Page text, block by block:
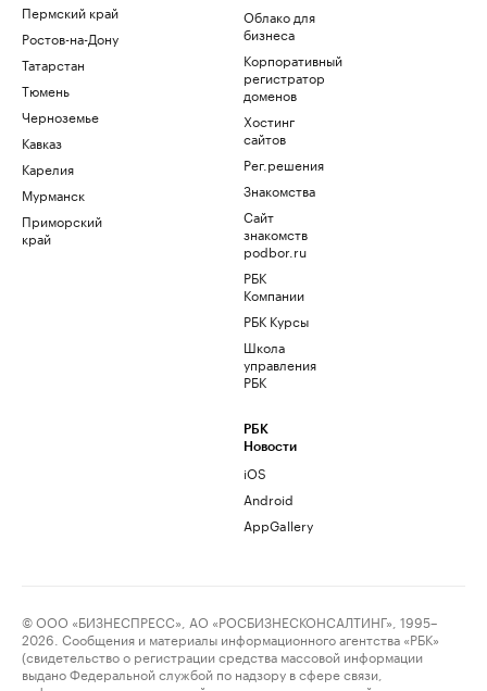
Пермский край
Ростов-на-Дону
Татарстан
Тюмень
Черноземье
Кавказ
Карелия
Мурманск
Приморский
край
Облако для
бизнеса
Корпоративный
регистратор
доменов
Хостинг
сайтов
Рег.решения
Знакомства
Сайт
знакомств
podbor.ru
РБК
Компании
РБК Курсы
Школа
управления
РБК
РБК
Новости
iOS
Android
AppGallery
© ООО «БИЗНЕСПРЕСС», АО «РОСБИЗНЕСКОНСАЛТИНГ», 1995–
2026. Сообщения и материалы информационного агентства «РБК»
(свидетельство о регистрации средства массовой информации
выдано Федеральной службой по надзору в сфере связи,